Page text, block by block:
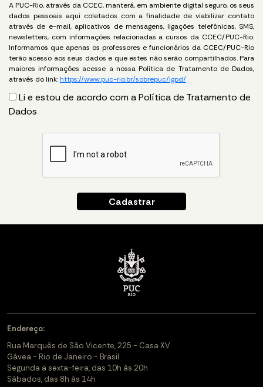
A PUC-Rio, através da CCEC, manterá, em ambiente digital seguro, os seus
dados pessoais aqui coletados com a finalidade de viabilizar contato
através de e-mail, aplicativos de mensagens, ligações telefônicas, SMS,
newsletters, com informações relacionadas a cursos da CCEC/PUC-Rio.
Informamos que apenas os professores e funcionários da CCEC/PUC-Rio
terão acesso aos seus dados e que estes não serão compartilhados. Para
maiores informações acesse a nossa Política de Tratamento de Dados,
através do link: https://www.puc-rio.br/sobrepuc/lgpd/
Li e estou de acordo com a Política de Tratamento de
Dados
Endereço:
Rua Marquês de São Vicente, 225 - Casa XV
Gávea - Rio de Janeiro - Brasil
Segunda a sexta-feira, das 10h às 20h
Sábados, das 8h às 14h